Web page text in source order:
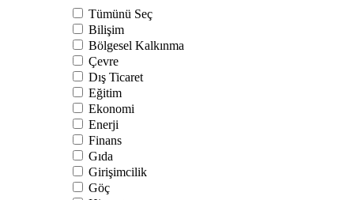
Tümünü Seç
Bilişim
Bölgesel Kalkınma
Çevre
Dış Ticaret
Eğitim
Ekonomi
Enerji
Finans
Gıda
Girişimcilik
Göç